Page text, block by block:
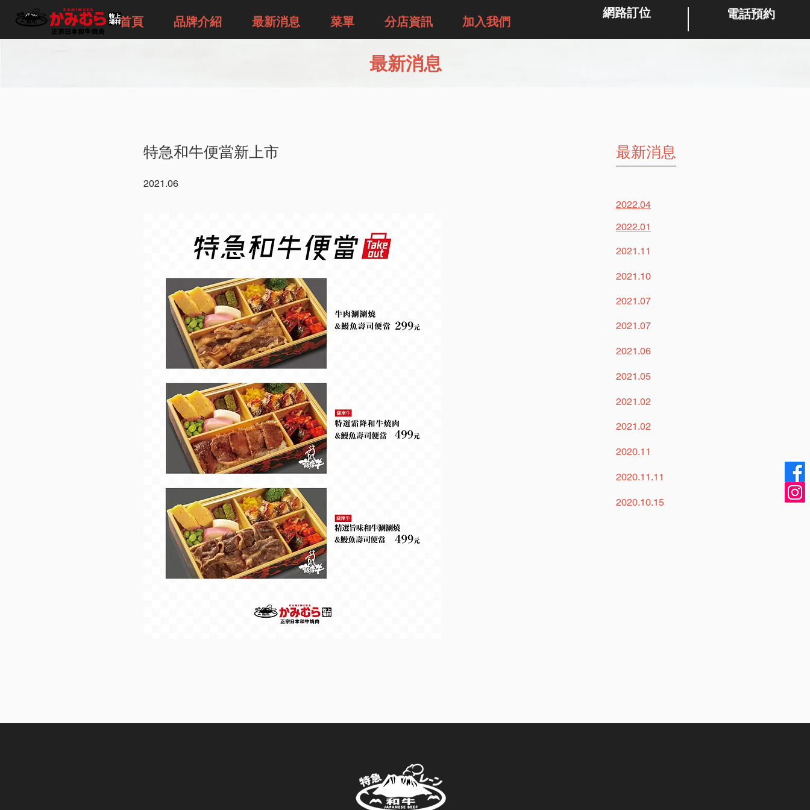
首頁 品牌介紹 最新消息 菜單 分店資訊 加入我們
網路訂位 電話預約
最新消息
特急和牛便當新上市 最新消息
2021.06
2022.04
2022.01
2021.11
2021.10
2021.07
2021.07
2021.06
2021.05
2021.02
2021.02
2020.11
2020.11.11
2020.10.15